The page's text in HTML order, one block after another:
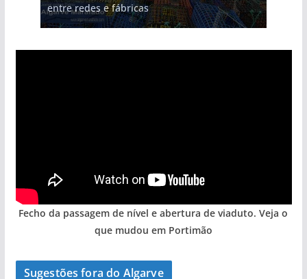
entre redes e fábricas
arribas em risco no Algarve (com vídeo)
gastronómica nasce no Algarve
hotéis (com vídeo)
Algarve voltam a ter vida (com vídeo)
Fecho da passagem de nível e abertura de viaduto. Veja o
que mudou em Portimão
Sugestões fora do Algarve